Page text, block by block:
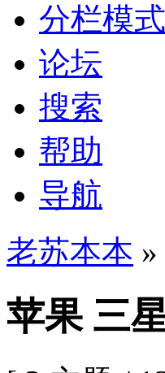
分栏模式
论坛
搜索
帮助
导航
老苏本本
苹果 三